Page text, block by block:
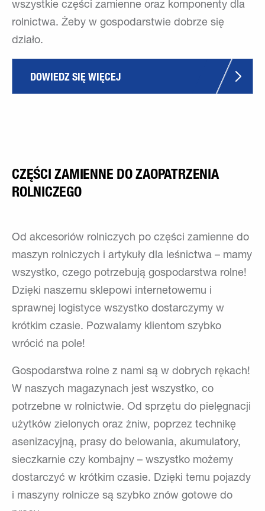
wszystkie części zamienne oraz komponenty dla
rolnictwa. Żeby w gospodarstwie dobrze się
działo.
DOWIEDZ SIĘ WIĘCEJ
CZĘŚCI ZAMIENNE DO ZAOPATRZENIA
ROLNICZEGO
Od akcesoriów rolniczych po części zamienne do
maszyn rolniczych i artykuły dla leśnictwa – mamy
wszystko, czego potrzebują gospodarstwa rolne!
Dzięki naszemu sklepowi internetowemu i
sprawnej logistyce wszystko dostarczymy w
krótkim czasie. Pozwalamy klientom szybko
wrócić na pole!
Gospodarstwa rolne z nami są w dobrych rękach!
W naszych magazynach jest wszystko, co
potrzebne w rolnictwie. Od sprzętu do pielęgnacji
użytków zielonych oraz żniw, poprzez technikę
asenizacyjną, prasy do belowania, akumulatory,
sieczkarnie czy kombajny – wszystko możemy
dostarczyć w krótkim czasie. Dzięki temu pojazdy
i maszyny rolnicze są szybko znów gotowe do